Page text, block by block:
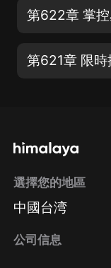
第622章 掌
第621章 限時
選擇您的地區
中國台湾
公司信息